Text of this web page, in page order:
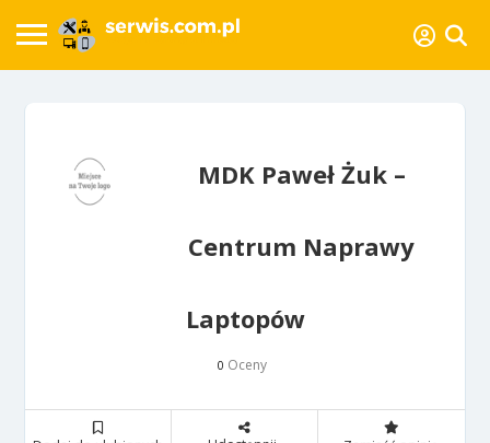
MDK Paweł Żuk –
Centrum Naprawy
Laptopów
0 Oceny